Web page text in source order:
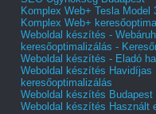
Komplex Web+ Tesla Model
Komplex Web+
Weboldal készítés -
keresőoptimalizálás -
Weboldal készítés - Eladó
Weboldal készítés Havidíjas
keresőoptimalizálás
Weboldal készítés
Weboldal készítés Használt